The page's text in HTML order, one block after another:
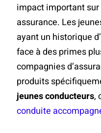
impact important
assurance. Les
ayant un historique
face à des primes
compagnies
produits
jeunes conducteurs,
conduite